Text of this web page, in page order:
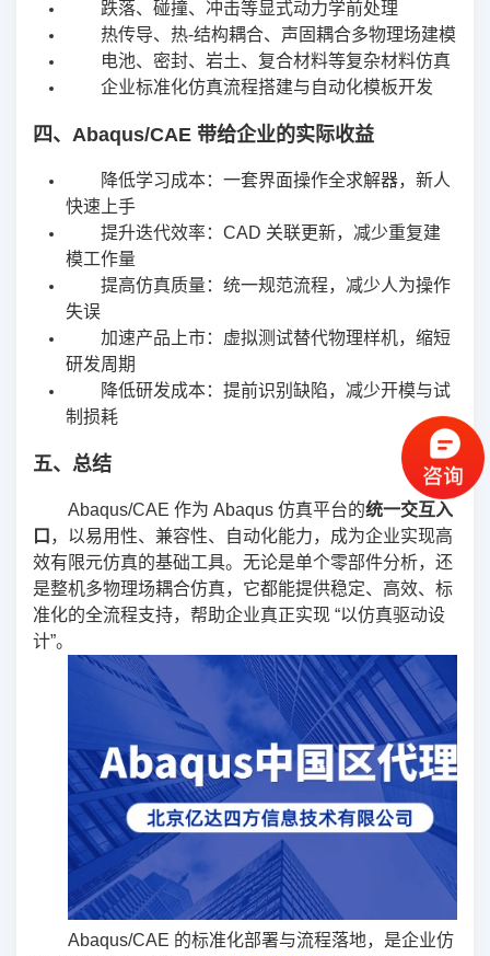
跌落、碰撞、冲击等显式动力学前处理
热传导、热‑结构耦合、声固耦合多物理场建模
电池、密封、岩土、复合材料等复杂材料仿真
企业标准化仿真流程搭建与自动化模板开发
四、Abaqus/CAE 带给企业的实际收益
降低学习成本：一套界面操作全求解器，新人
快速上手
提升迭代效率：CAD 关联更新，减少重复建
模工作量
提高仿真质量：统一规范流程，减少人为操作
失误
加速产品上市：虚拟测试替代物理样机，缩短
研发周期
降低研发成本：提前识别缺陷，减少开模与试
制损耗
五、总结
Abaqus/CAE 作为 Abaqus 仿真平台的统一交互入
口 ，以易用性、兼容性、自动化能力，成为企业实现高
效有限元仿真的基础工具。无论是单个零部件分析，还
是整机多物理场耦合仿真，它都能提供稳定、高效、标
准化的全流程支持，帮助企业真正实现 “以仿真驱动设
计”。
Abaqus/CAE 的标准化部署与流程落地，是企业仿